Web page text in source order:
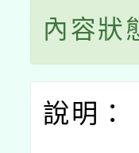
內容狀
說明：